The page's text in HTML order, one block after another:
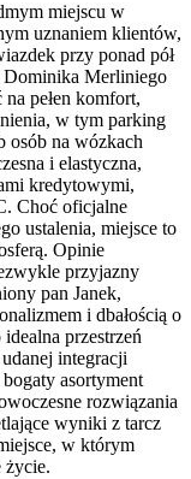
miejscu w
uznaniem klientów,
przy ponad pół
Dominika Merliniego
pełen komfort,
w tym parking
osób na wózkach
i elastyczna,
kredytowymi,
Choć oficjalne
ustalenia, miejsce to
Opinie
przyjazny
pan Janek,
i dbałością o
przestrzeń
integracji
asortyment
rozwiązania
wyniki z tarcz
w którym
życie.